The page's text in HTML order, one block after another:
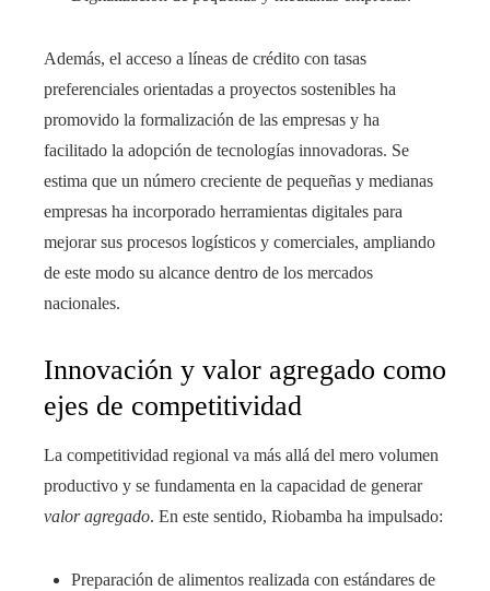
Además, el acceso a líneas de crédito con tasas
preferenciales orientadas a proyectos sostenibles ha
promovido la formalización de las empresas y ha
facilitado la adopción de tecnologías innovadoras. Se
estima que un número creciente de pequeñas y medianas
empresas ha incorporado herramientas digitales para
mejorar sus procesos logísticos y comerciales, ampliando
de este modo su alcance dentro de los mercados
nacionales.
Innovación y valor agregado como
ejes de competitividad
La competitividad regional va más allá del mero volumen
productivo y se fundamenta en la capacidad de generar
valor agregado. En este sentido, Riobamba ha impulsado:
Preparación de alimentos realizada con estándares de